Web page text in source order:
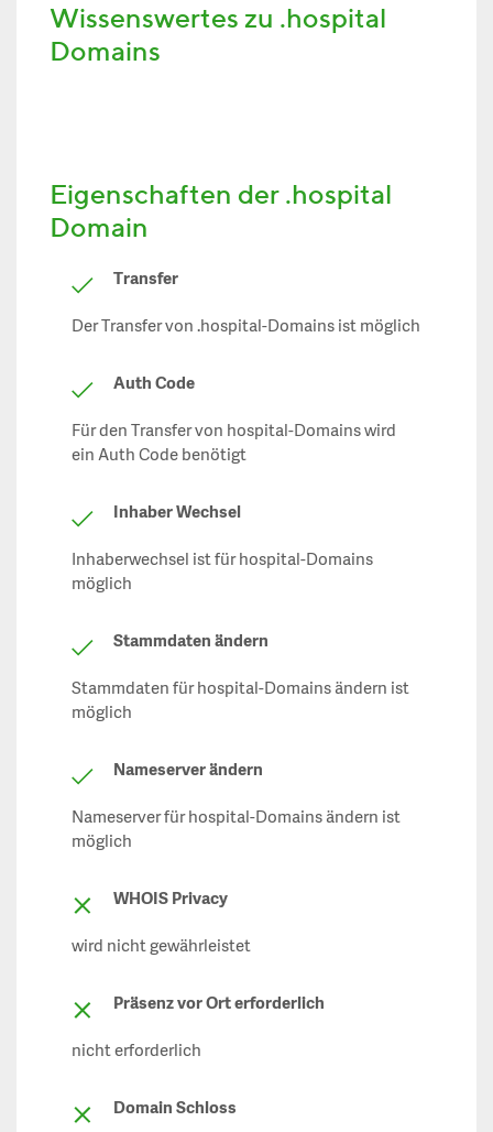
Wissenswertes zu .hospital
Domains
Eigenschaften der .hospital
Domain
Transfer
Der Transfer von .hospital-Domains ist möglich
Auth Code
Für den Transfer von hospital-Domains wird
ein Auth Code benötigt
Inhaber Wechsel
Inhaberwechsel ist für hospital-Domains
möglich
Stammdaten ändern
Stammdaten für hospital-Domains ändern ist
möglich
Nameserver ändern
Nameserver für hospital-Domains ändern ist
möglich
WHOIS Privacy
wird nicht gewährleistet
Präsenz vor Ort erforderlich
nicht erforderlich
Domain Schloss